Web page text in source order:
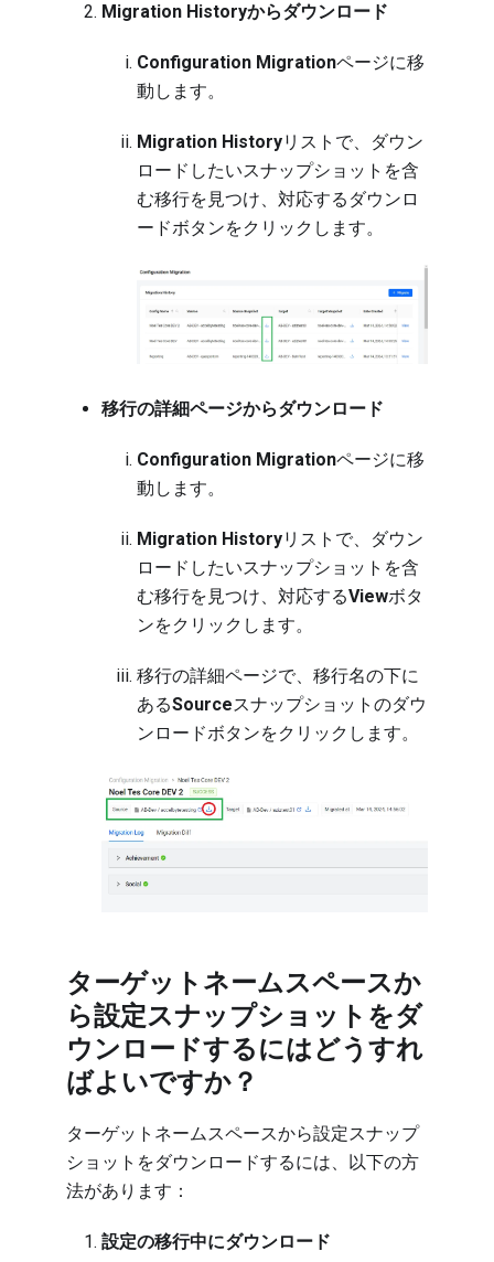
Migration Historyからダウンロード
Configuration Migrationページに移
動します。
Migration Historyリストで、ダウン
ロードしたいスナップショットを含
む移行を見つけ、対応するダウンロ
ードボタンをクリックします。
移行の詳細ページからダウンロード
Configuration Migrationページに移
動します。
Migration Historyリストで、ダウン
ロードしたいスナップショットを含
む移行を見つけ、対応するViewボタ
ンをクリックします。
移行の詳細ページで、移行名の下に
あるSourceスナップショットのダウ
ンロードボタンをクリックします。
ターゲットネームスペースか
ら設定スナップショットをダ
ウンロードするにはどうすれ
ばよいですか？
ターゲットネームスペースから設定スナップ
ショットをダウンロードするには、以下の方
法があります：
設定の移行中にダウンロード